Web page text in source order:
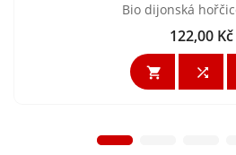
Bio dijonská
Cena
122,00 Kč
 